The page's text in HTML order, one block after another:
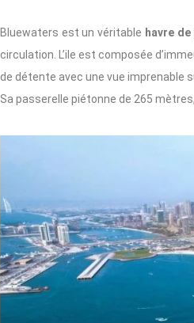
Bluewaters est un véritable havre
circulation. L’ile est composée
de détente avec une vue imprenable
Sa passerelle piétonne de 265